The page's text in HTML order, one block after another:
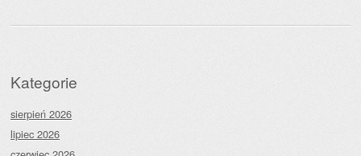
Kategorie
sierpień 2026
lipiec 2026